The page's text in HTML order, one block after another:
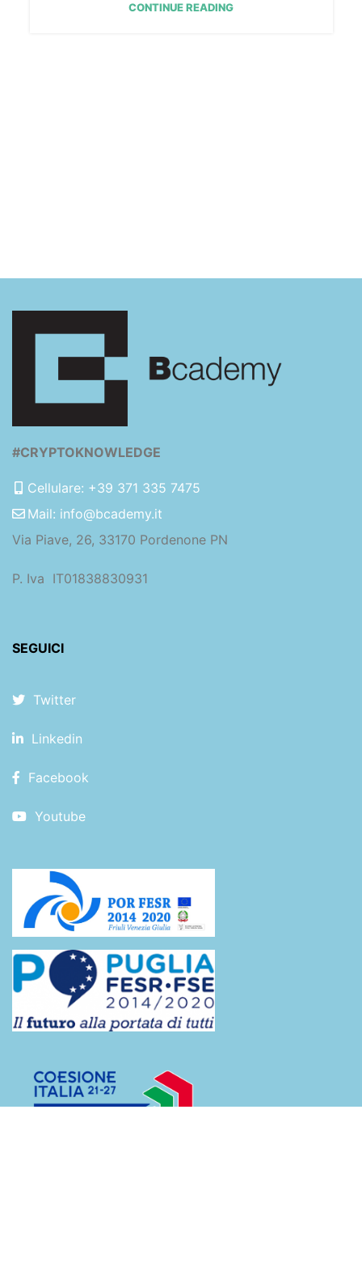
CONTINUE READING
#CRYPTOKNOWLEDGE
Cellulare: +39 371 335 7475
Mail: info@bcademy.it
Via Piave, 26, 33170 Pordenone PN
P. Iva IT01838830931
SEGUICI
Twitter
Linkedin
Facebook
Youtube